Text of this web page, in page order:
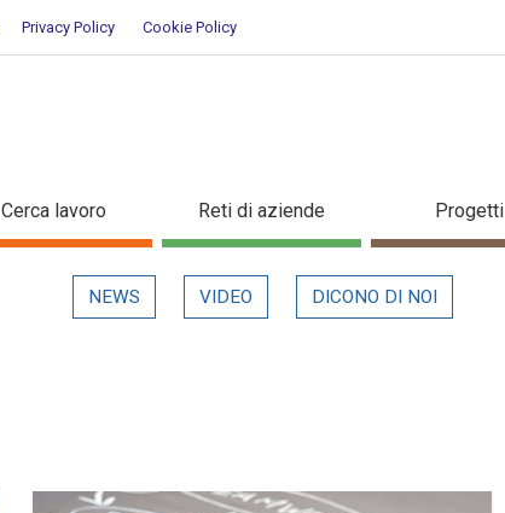
Privacy Policy Cookie Policy
Cerca lavoro Reti di aziende Progetti
NEWS VIDEO DICONO DI NOI